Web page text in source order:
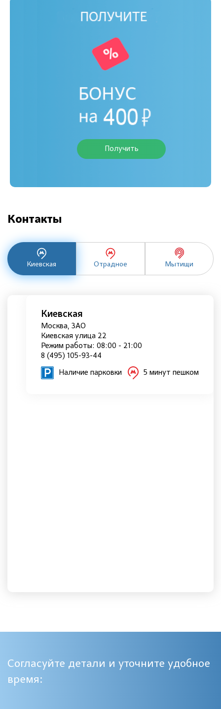
Получить
Контакты
Киевская Отрадное Мытищи
Киевская
Москва, ЗАО
Киевская улица 22
Режим работы: 08:00 - 21:00
8 (495) 105-93-44
Наличие парковки 5 минут пешком
Согласуйте детали и уточните удобное
время: